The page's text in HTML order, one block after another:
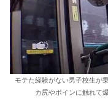
モテた経験がない男子校生が
カ尻やボインに触れて